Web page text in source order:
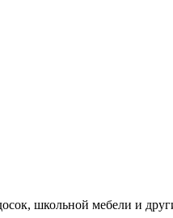
школьной мебели и